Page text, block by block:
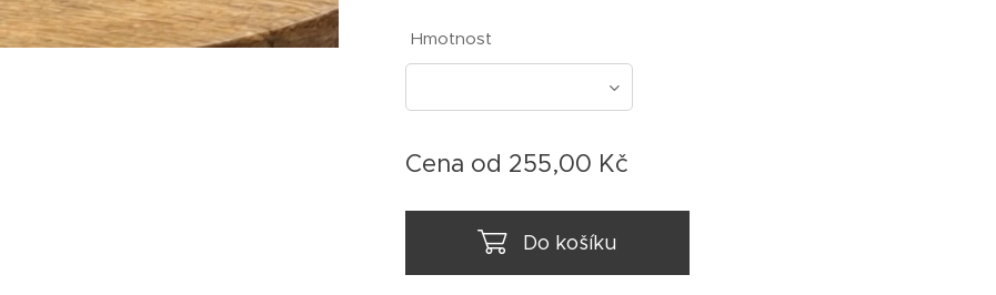
Hmotnost
Cena od 255,00 Kč
Do košíku